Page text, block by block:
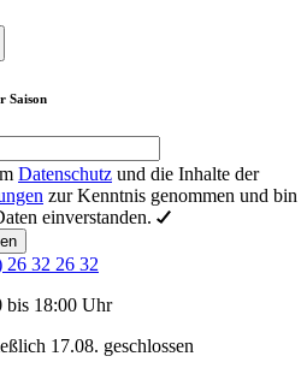
Saison
Datenschutz und die Inhalte der
zur Kenntnis genommen und bin
einverstanden.
26 32 26 32
bis 18:00 Uhr
17.08. geschlossen